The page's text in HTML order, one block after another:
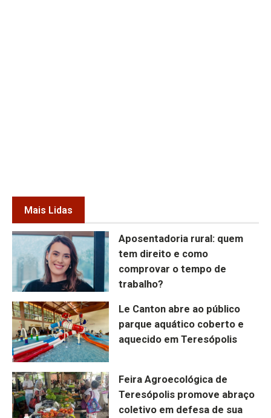
Mais Lidas
Aposentadoria rural: quem
tem direito e como
comprovar o tempo de
trabalho?
Le Canton abre ao público
parque aquático coberto e
aquecido em Teresópolis
Feira Agroecológica de
Teresópolis promove abraço
coletivo em defesa de sua